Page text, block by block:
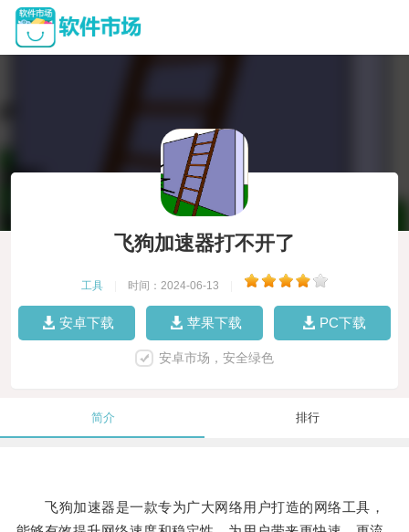
飞狗加速器打不开了
工具 时间：2024-06-13
安卓下载 苹果下载 PC下载
安卓市场，安全绿色
简介 排行
飞狗加速器是一款专为广大网络用户打造的网络工具，